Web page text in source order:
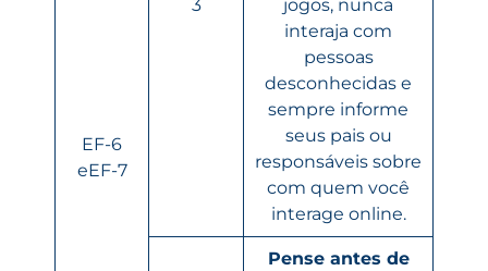
EF-6
eEF-7
3
jogos, nunca
interaja com
pessoas
desconhecidas e
sempre informe
seus pais ou
responsáveis sobre
com quem você
interage online.
Pense antes de